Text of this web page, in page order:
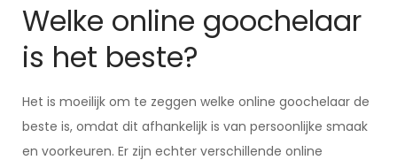
Welke online goochelaar
is het beste?
Het is moeilijk om te zeggen welke online goochelaar de
beste is, omdat dit afhankelijk is van persoonlijke smaak
en voorkeuren. Er zijn echter verschillende online